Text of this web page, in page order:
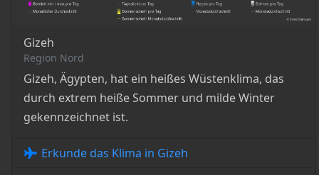
Gizeh
Region Nord
Gizeh, Ägypten, hat ein heißes Wüstenklima, das
durch extrem heiße Sommer und milde Winter
gekennzeichnet ist.
Erkunde das Klima in Gizeh